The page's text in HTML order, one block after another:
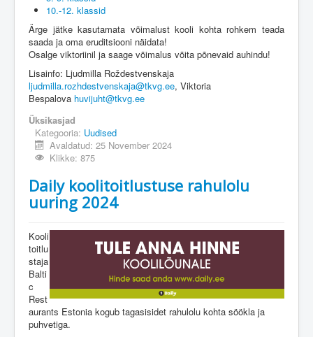
10.-12. klassid
Ärge jätke kasutamata võimalust kooli kohta rohkem teada
saada ja oma eruditsiooni näidata!
Osalge viktoriinil ja saage võimalus võita põnevaid auhindu!
Lisainfo: Ljudmilla Roždestvenskaja
ljudmilla.rozhdestvenskaja@tkvg.ee, Viktoria
Bespalova huvijuht@tkvg.ee
Üksikasjad
Kategooria: Uudised
Avaldatud: 25 November 2024
Klikke: 875
Daily koolitoitlustuse rahulolu
uuring 2024
Kooli
toitlu
staja
Balti
c
Rest
aurants Estonia kogub tagasisidet rahulolu kohta söökla ja
puhvetiga.